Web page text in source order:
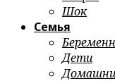
Шок
Семья
Дети